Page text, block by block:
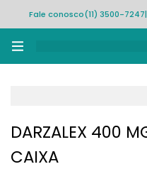
Fale conosco(11) 3500-7247
DARZALEX 400
CAIXA